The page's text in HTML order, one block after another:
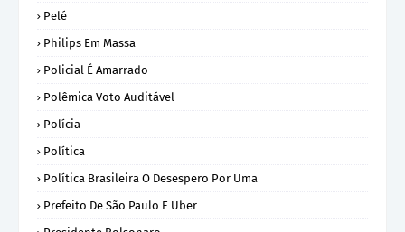
Pelé
Philips Em Massa
Policial É Amarrado
Polêmica Voto Auditável
Polícia
Política
Política Brasileira O Desespero Por Uma
Prefeito De São Paulo E Uber